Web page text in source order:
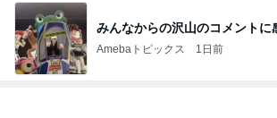
みんなからの沢山のコメントに
Amebaトピックス 1日前